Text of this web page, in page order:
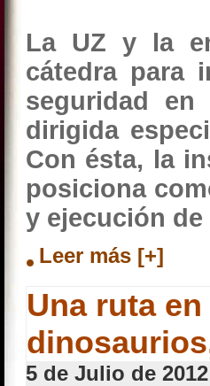
La UZ y la
cátedra para
seguridad en
dirigida
Con ésta, la
posiciona
y ejecución
Leer más [+]
Una ruta
5 de Julio de 2012